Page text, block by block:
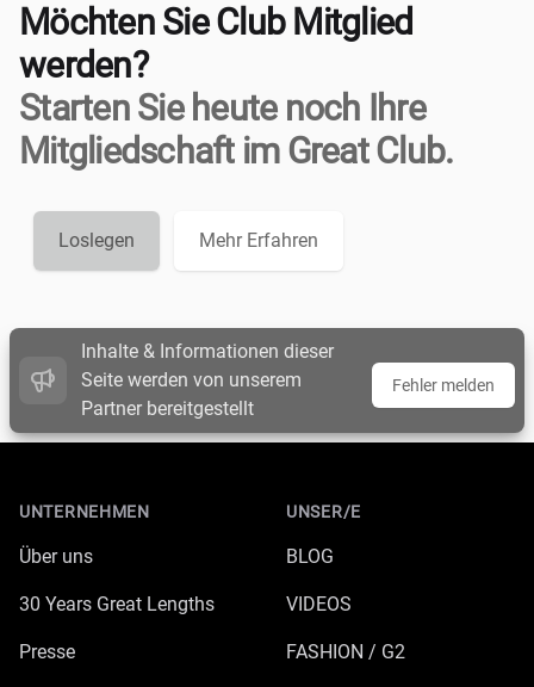
Möchten Sie Club Mitglied
werden?
Starten Sie heute noch Ihre
Mitgliedschaft im Great Club.
Loslegen Mehr Erfahren
Inhalte & Informationen dieser
Seite werden von unserem
Partner bereitgestellt
Fehler melden
UNTERNEHMEN
Über uns
30 Years Great Lengths
Presse
UNSER/E
BLOG
VIDEOS
FASHION / G2